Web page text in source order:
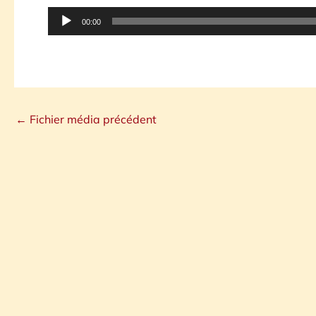
Lecteur
audio
00:00
← Fichier média précédent